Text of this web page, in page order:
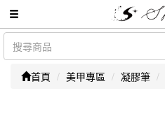
首頁 美甲專區 凝膠筆